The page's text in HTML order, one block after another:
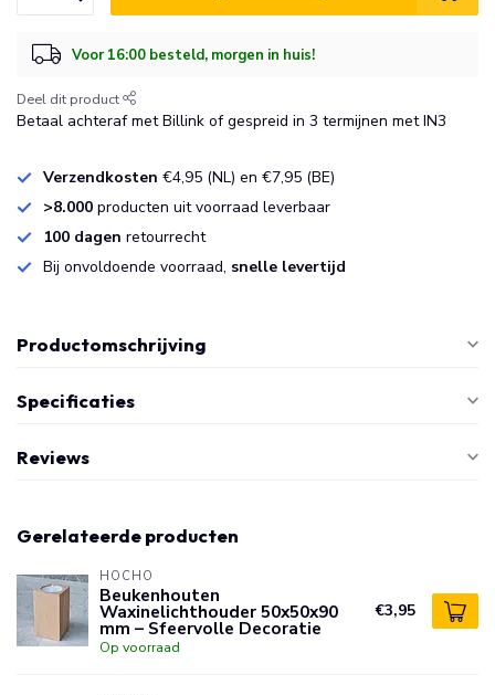
Voor 16:00 besteld, morgen in huis!
Deel dit product
Betaal achteraf met Billink of gespreid in 3 termijnen met IN3
Verzendkosten €4,95 (NL) en €7,95 (BE)
>8.000 producten uit voorraad leverbaar
100 dagen retourrecht
Bij onvoldoende voorraad, snelle levertijd
Productomschrijving
Specificaties
Reviews
Gerelateerde producten
HOCHO
Beukenhouten
Waxinelichthouder 50x50x90
mm – Sfeervolle Decoratie
Op voorraad
€3,95